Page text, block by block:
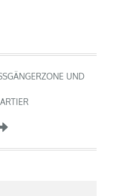
UND